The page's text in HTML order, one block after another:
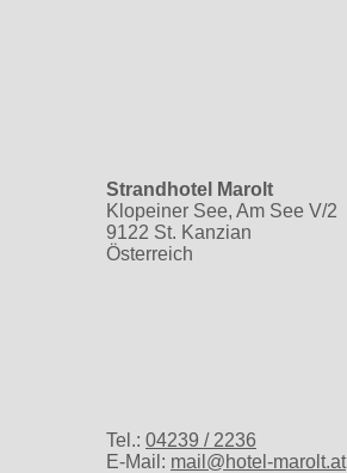
Strandhotel Marolt
Klopeiner See, Am See V/2
9122 St. Kanzian
Österreich
Tel.: 04239 / 2236
E-Mail: mail@hotel-marolt.at